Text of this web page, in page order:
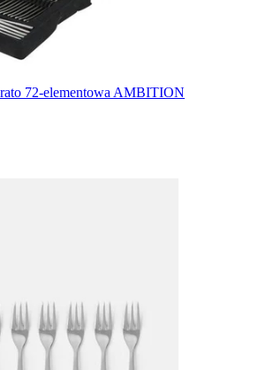
72-elementowa AMBITION